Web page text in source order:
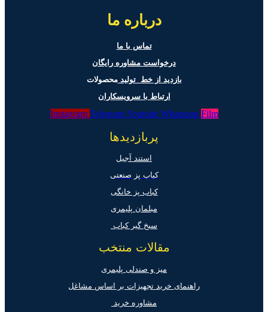
درباره ما
تماس با ما
درخواست مشاوره رایگان
بازدید از خط تولیدمحصولات
ارتباط با سرویسکاران
Instagram Telegram Youtube Whatsapp Film
پربازدیدها
استند آجیل
کباب پز صنعتی
کباب پز خانگی
مبلمان پلیمری
سیخ گیر کباب
مقالات منتخب
میز و صندلی پلیمری
راهنمای خرید تجهیزات بر اساس مشاغل
مشاوره خرید